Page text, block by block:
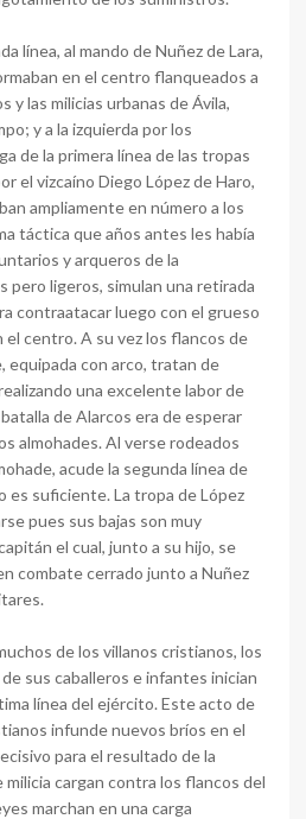
línea, al mando de Nuñez de Lara,
en el centro flanqueados a
y las milicias urbanas de Ávila,
y a la izquierda por los
de la primera línea de las tropas
el vizcaíno Diego López de Haro,
ampliamente en número a los
táctica que años antes les había
y arqueros de la
pero ligeros, simulan una retirada
contraatacar luego con el grueso
centro. A su vez los flancos de
equipada con arco, tratan de
una excelente labor de
de Alarcos era de esperar
almohades. Al verse rodeados
acude la segunda línea de
es suficiente. La tropa de López
pues sus bajas son muy
el cual, junto a su hijo, se
combate cerrado junto a Nuñez
de los villanos cristianos, los
sus caballeros e infantes inician
línea del ejército. Este acto de
infunde nuevos bríos en el
para el resultado de la
cargan contra los flancos del
marchan en una carga